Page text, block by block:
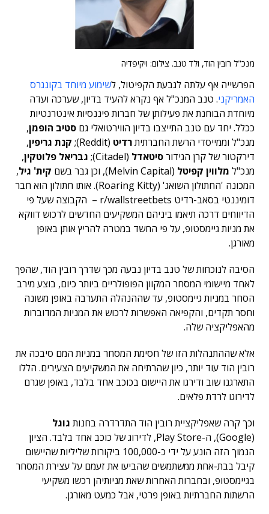
מנכ"ל רובין הוד, ולד טנב. צילום: ויקיפדיה
הפרשייה אף עלתה לגבעת הקפיטול, לשימוע מיוחד בקונגרס
האמריקני. טנב המנכ"ל אף נקרא להעיד בדיון, שערכה ועדה
מיוחדת הבוחנת את פעילותן של חברות פיננסיות אינטרנטיות
ככלל. יחד עם טנב התייצבו בדיון הווירטואלי גם סטיב הופמן,
מנכ"ל וממייסדי הרשת החברתיתרדיט (Reddit); קנת גריפין,
דירקטור של קרן הגידורסיטאדל (Citadel); גבריאל פלוטקין,
מנכ"ל מלווין קפיטל (Melvin Capital), וכן גבר בשם קית' גיל,
המכונה 'החתולון השואג' (Roaring Kitty). אותו חתולון הוא
חבר
דומיננטי בסאב-רדיט r/wallstreetbets – הקבוצה שעל פי
הדיווחים דרכה תיאמו ביניהם המשקיעים החדשים לרכוש דווקא
את מניות גיימסטופ, על פי החשד במטרה להריץ אותן באופן
מאורגן.
הסיבה לנוכחות של טנב בדיון נבעה מכך שדרך רובין הוד, שהפך
לאחד מיישומי המסחר המקוון הפופולריים ביותר כיום, בוצע מירב
הסחר במניות גיימסטופ, עד שההנהלה התערבה באופן משונה
וחסר תקדים, והקפיאה האפשרות לרכוש את המניות המדוברות
מהאפליקציה שלה.
אלא שההתנהלות הזו של חסימת המסחר במניות המם סיבכה את
רובין הוד עוד יותר, כיון שהרתיחה את המשקיעים הצעירים. הללו
התארגנו שוב ודירגו את היישום בכוכב אחד בלבד, באופן שגרם
לדירוגו לרדת פלאים.
וכך קרה שאפליקציית רובין הוד התדרדרה בחנות גוגל
(Google), ה-Play Store, לדירוג של כוכב אחד
בלבד. הציון
הנמוך הזה הונע על ידי כ-100,000 ביקורות שליליות שהיישום
קיבל בבת-אחת ממשתמשים שהביעו את זעמם על עצירת המסחר
בגיימסטופ, ובחברות האחרות שאת מניותיהן רכשו משקיעי
הרשתות החברתיות באופן פרטי, אבל כמעט מאורגן.